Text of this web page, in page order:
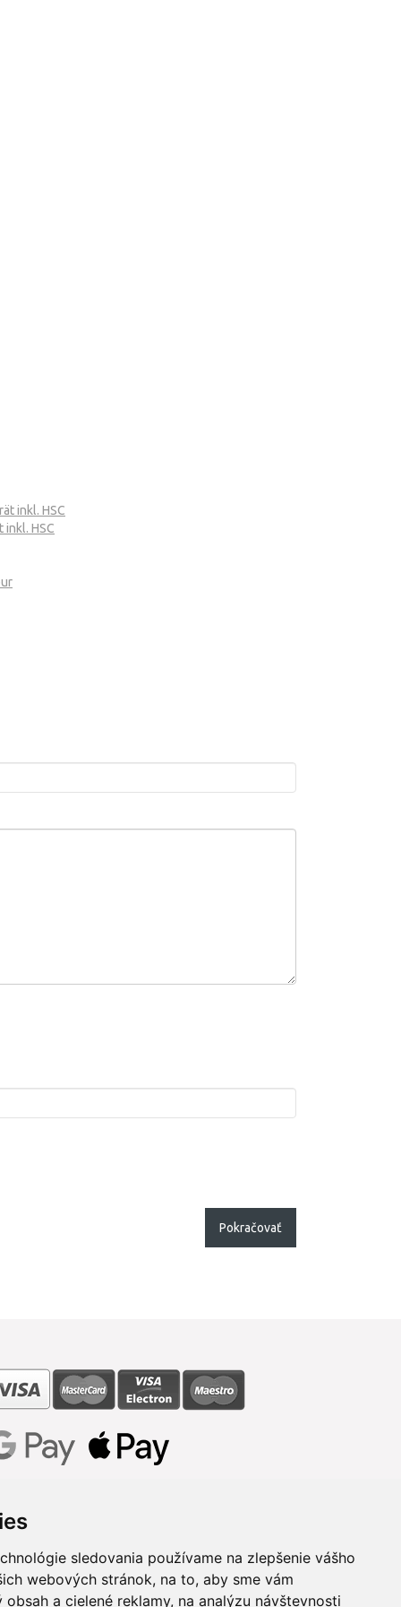
sledovania používame na zlepšenie vášho
webových stránok, na to, aby sme vám
a cielené reklamy, na analýzu návštevnosti
inkl. HSC
inkl. HSC
Pokračovať